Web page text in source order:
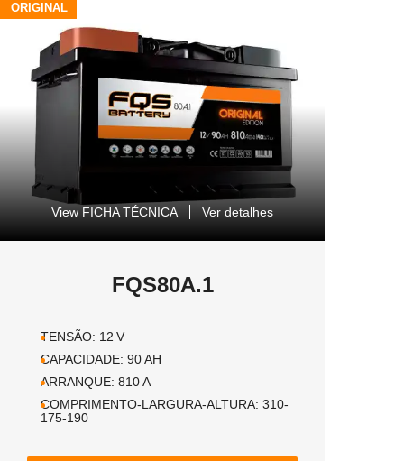
ORIGINAL
View FICHA TÉCNICA Ver detalhes
FQS80A.1
TENSÃO: 12 V
CAPACIDADE: 90AH
ARRANQUE: 810A
COMPRIMENTO-LARGURA-ALTURA: 310-
175-190